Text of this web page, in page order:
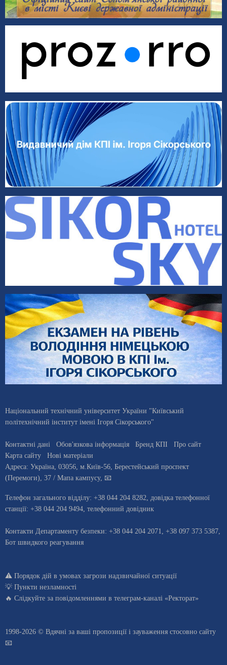
Національний технічний університет України "Київський
політехнічний інститут імені Ігоря Сікорського"
Контактні дані Обов'язкова інформація Бренд КПІ
Про сайт
Карта сайту
Нові матеріали
Адреса: Україна, 03056, м.Київ-56, Берестейський проспект
(Перемоги), 37 / Мапа кампусу, 📧
Телефон загального відділу: +38 044 204 8282, довiдка телефонної
станцiї: +38 044 204 9494, телефонний довідник
Контакти Департаменту безпеки: +38 044 204 2071, +38 097 373 5387,
Бот швидкого реагування
⚠️ Порядок дій в умовах загрози надзвичайної ситуації
💡 Пункти незламності
🔥 Слідкуйте за повідомленнями в телеграм-каналі «Ректорат»
1998-2026 © Вдячні за ваші пропозиції і зауваження стосовно сайту
📧